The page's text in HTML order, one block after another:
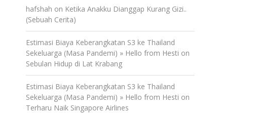
hafshah on Ketika Anakku Dianggap Kurang Gizi..
(Sebuah Cerita)
Estimasi Biaya Keberangkatan S3 ke Thailand
Sekeluarga (Masa Pandemi) » Hello from Hesti on
Sebulan Hidup di Lat Krabang
Estimasi Biaya Keberangkatan S3 ke Thailand
Sekeluarga (Masa Pandemi) » Hello from Hesti on
Terharu Naik Singapore Airlines